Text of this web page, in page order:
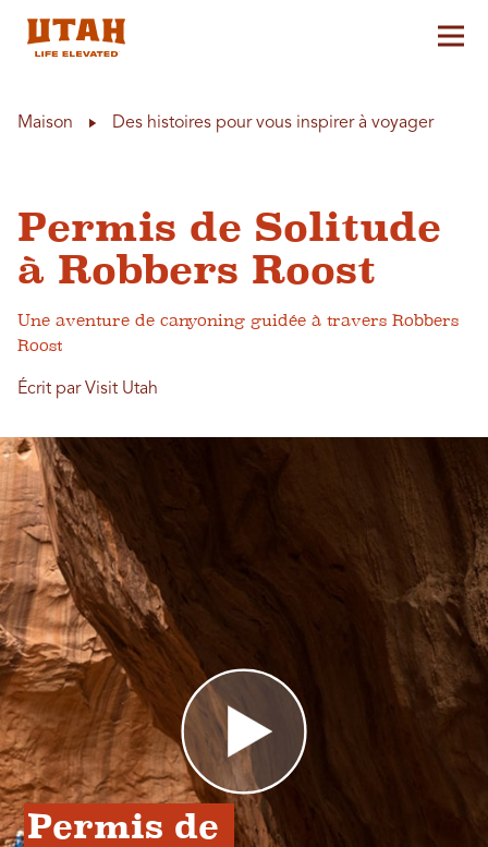
Maison Des histoires pour vous inspirer à voyager
Permis de Solitude
à Robbers Roost
Une aventure de canyoning guidée à travers Robbers
Roost
Écrit par Visit Utah
Permis de